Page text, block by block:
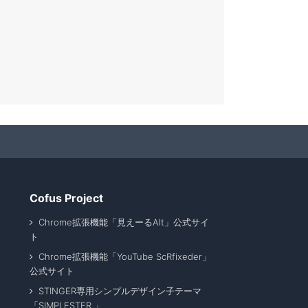
Cofus Project
Chrome拡張機能「見えーるAlt」公式サイ
ト
Chrome拡張機能「YouTube ScRfixeder」
公式サイト
STINGER専用シンプルデザイン子テーマ
「SIMPLESTER 」